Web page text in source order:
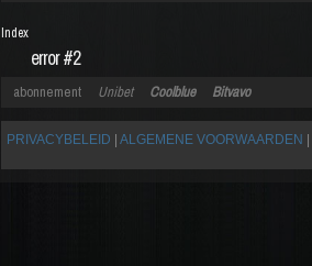
error #2
Index
abonnement Unibet Coolblue Bitvavo
PRIVACYBELEID ALGEMENE VOORWAARDEN